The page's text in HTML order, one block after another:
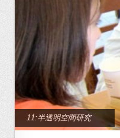
11:半透明空間研究